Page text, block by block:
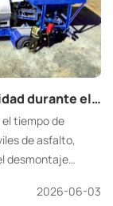
Cómo minimizar el tiempo de inactividad durante el traslado de plantas móviles de asfalto: estrategias para una ejecución más rápida del proyecto.
tiempo de
de asfalto,
desmontaje
rápida y el
lo que ayudará a
2026-06-03